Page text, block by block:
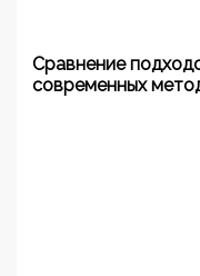
Сравнение
современных